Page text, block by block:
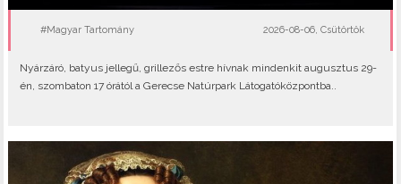
#Magyar Tartomány 2026-08-06, Csütörtök
Nyárzáró, batyus jellegű, grillezős estre hívnak mindenkit augusztus 29-
én, szombaton 17 órától a Gerecse Natúrpark Látogatóközpontba..